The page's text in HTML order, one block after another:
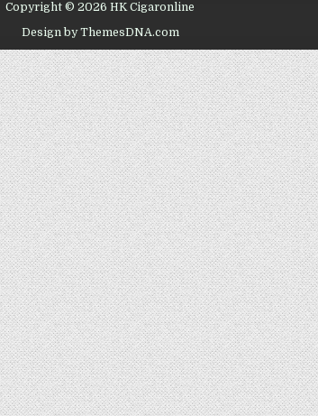
Copyright © 2026 HK Cigaronline
Design by ThemesDNA.com